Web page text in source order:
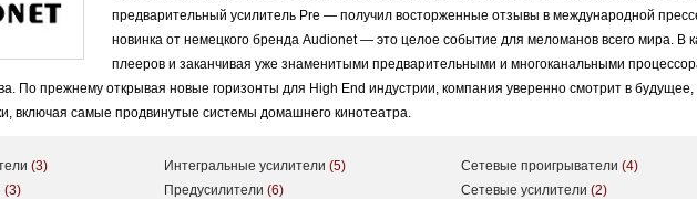
предварительный усилитель Pre — получил восторженные отзывы в международной
новинка от немецкого бренда Audionet — это целое событие для меломанов всего мира. В
плееров и заканчивая уже знаменитыми предварительными и многоканальными
По прежнему открывая новые горизонты для High End индустрии, компания уверенно смотрит в
включая самые продвинутые системы домашнего кинотеатра.
(3)
(3)
Интегральные усилители (5)
Предусилители (6)
Сетевые проигрыватели(4)
Сетевые усилители(2)